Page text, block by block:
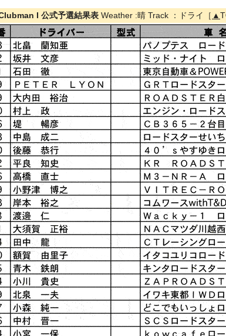
I 公式予選結果表 Weather :晴 Track ：ドライ［ ▲